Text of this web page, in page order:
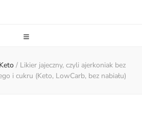
Keto / Likier jajeczny, czyli ajerkoniak bez
i cukru (Keto, LowCarb, bez nabiału)